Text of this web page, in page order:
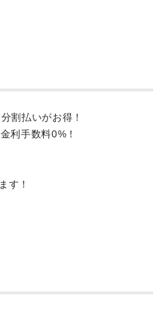
割払いがお得！
利手数料0%！
す！